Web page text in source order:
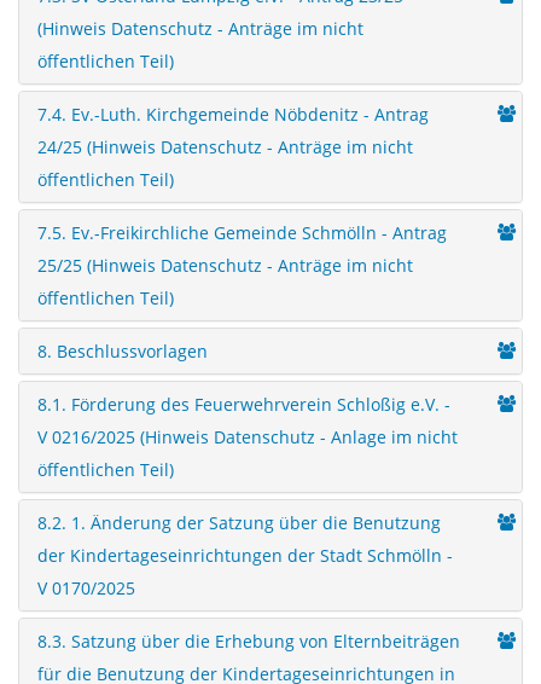
(Hinweis Datenschutz - Anträge im nicht
öffentlichen Teil)
7.4. Ev.-Luth. Kirchgemeinde Nöbdenitz - Antrag
24/25 (Hinweis Datenschutz - Anträge im nicht
öffentlichen Teil)
7.5. Ev.-Freikirchliche Gemeinde Schmölln - Antrag
25/25 (Hinweis Datenschutz - Anträge im nicht
öffentlichen Teil)
8. Beschlussvorlagen
8.1. Förderung des Feuerwehrverein Schloßig e.V. -
V 0216/2025 (Hinweis Datenschutz - Anlage im nicht
öffentlichen Teil)
8.2. 1. Änderung der Satzung über die Benutzung
der Kindertageseinrichtungen der Stadt Schmölln -
V 0170/2025
8.3. Satzung über die Erhebung von Elternbeiträgen
für die Benutzung der Kindertageseinrichtungen in